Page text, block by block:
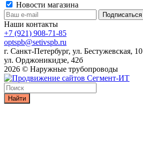
Новости магазина
Наши контакты
+7 (921) 908-71-85
optspb@setivspb.ru
г. Санкт-Петербург, ул. Бестужевская, 10
ул. Орджоникидзе, 42б
2026 © Наружные трубопроводы
Найти